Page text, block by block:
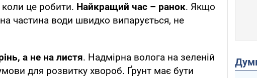
коли це робити. Найкращий час – ранок. Якщо
частина води швидко випарується, не
а не на листя. Надмірна волога на зеленій
для розвитку хвороб. Ґрунт має бути